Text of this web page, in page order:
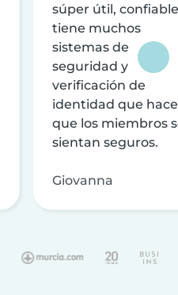
súper útil,
tiene muchos
sistemas de
seguridad y
verificación de
identidad que
que los miembros
sientan seguros.
Giovanna